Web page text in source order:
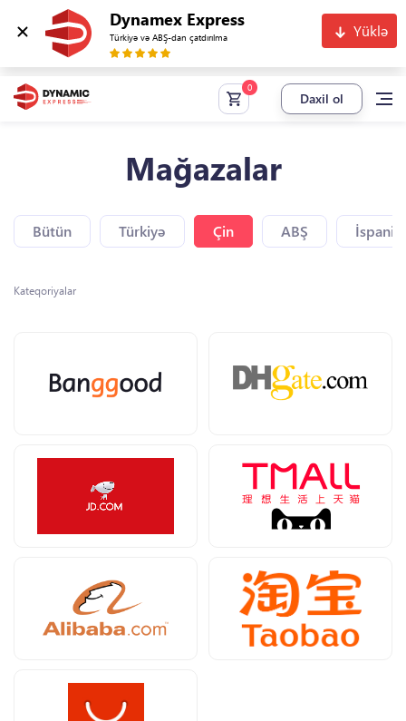
Dynamex Express
Türkiyə və ABŞ-dan çatdırılma Yüklə
Daxil ol
Mağazalar
Bütün Türkiyə Çin ABŞ
Kateqoriyalar